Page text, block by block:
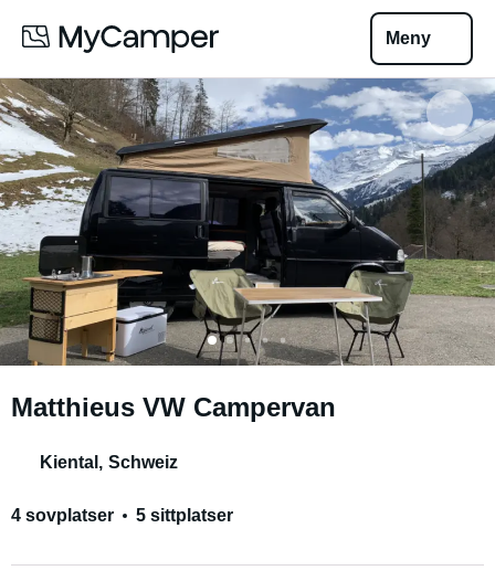
Meny
Matthieus VW Campervan
Kiental , Schweiz
4 sovplatser 5 sittplatser